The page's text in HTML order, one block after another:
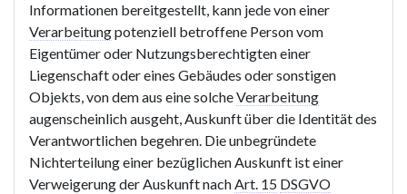
Informationen bereitgestellt, kann jede von einer
Verarbeitungpotenziell betroffene Person vom
Eigentümer oder Nutzungsberechtigten einer
Liegenschaft oder eines Gebäudes oder sonstigen
Objekts, von dem aus eine solcheVerarbeitung
augenscheinlich ausgeht, Auskunft über die Identität des
Verantwortlichen begehren. Die unbegründete
Nichterteilung einer bezüglichen Auskunft ist einer
Verweigerung der Auskunft nachArt. 15 DSGVO